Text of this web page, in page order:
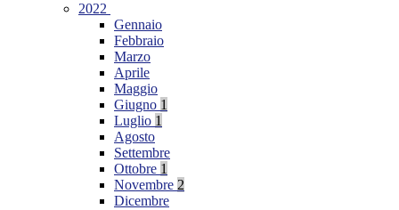
2022
Gennaio
Febbraio
Marzo
Aprile
Maggio
Giugno 1
Luglio 1
Agosto
Settembre
Ottobre 1
Novembre 2
Dicembre